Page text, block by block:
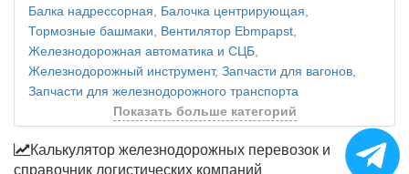
Балка надрессорная, Балочка центрирующая,
Тормозные башмаки, Вентилятор Ebmpapst,
Железнодорожная автоматика и СЦБ,
Железнодорожный инструмент, Запчасти для вагонов,
Запчасти для железнодорожного транспорта
Показать больше категорий
Калькулятор железнодорожных перевозок и
справочник логистических компаний